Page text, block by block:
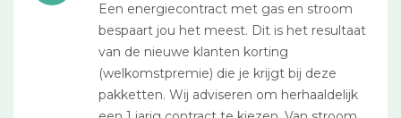
Een energiecontract met gas en stroom
bespaart jou het meest. Dit is het resultaat
van de nieuwe klanten korting
(welkomstpremie) die je krijgt bij deze
pakketten. Wij adviseren om herhaaldelijk